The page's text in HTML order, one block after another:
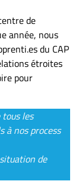
de
année, nous
du CAP
étroites
pour
les
à nos process
de